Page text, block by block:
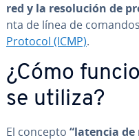
red y la re­so­lu­ción de
n­ta de línea de
Protocol (ICMP).
¿Cómo
se utiliza?
El concepto “latencia de